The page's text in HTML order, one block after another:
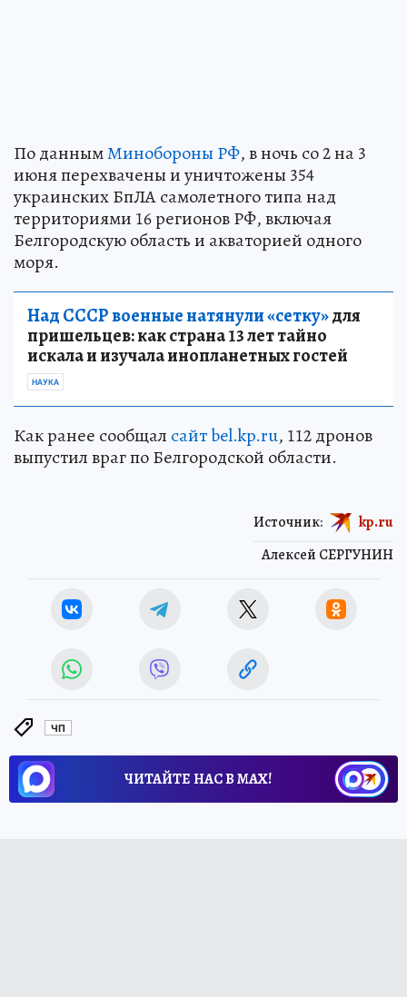
По даннымМинобороны РФ, в ночь со 2 на 3
июня перехвачены и уничтожены 354
украинских БпЛА самолетного типа над
территориями 16 регионов РФ, включая
Белгородскую область и акваторией одного
моря.
Над СССР военные натянули «сетку»для
пришельцев: как страна 13 лет тайно
искала и изучала инопланетных гостей
НАУКА
Как ранее сообщал сайт bel.kp.ru, 112 дронов
выпустил враг по Белгородской области.
Алексей СЕРГУНИН
Источник: kp.ru
ЧП
ЧИТАЙТЕ НАС В МАХ!